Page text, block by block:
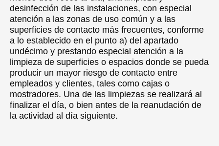
desinfección de las instalaciones, con especial
atención a las zonas de uso común y a las
superficies de contacto más frecuentes, conforme
a lo establecido en el punto a) del apartado
undécimo y prestando especial atención a la
limpieza de superficies o espacios donde se pueda
producir un mayor riesgo de contacto entre
empleados y clientes, tales como cajas o
mostradores. Una de las limpiezas se realizará al
finalizar el día, o bien antes de la reanudación de
la actividad al día siguiente.